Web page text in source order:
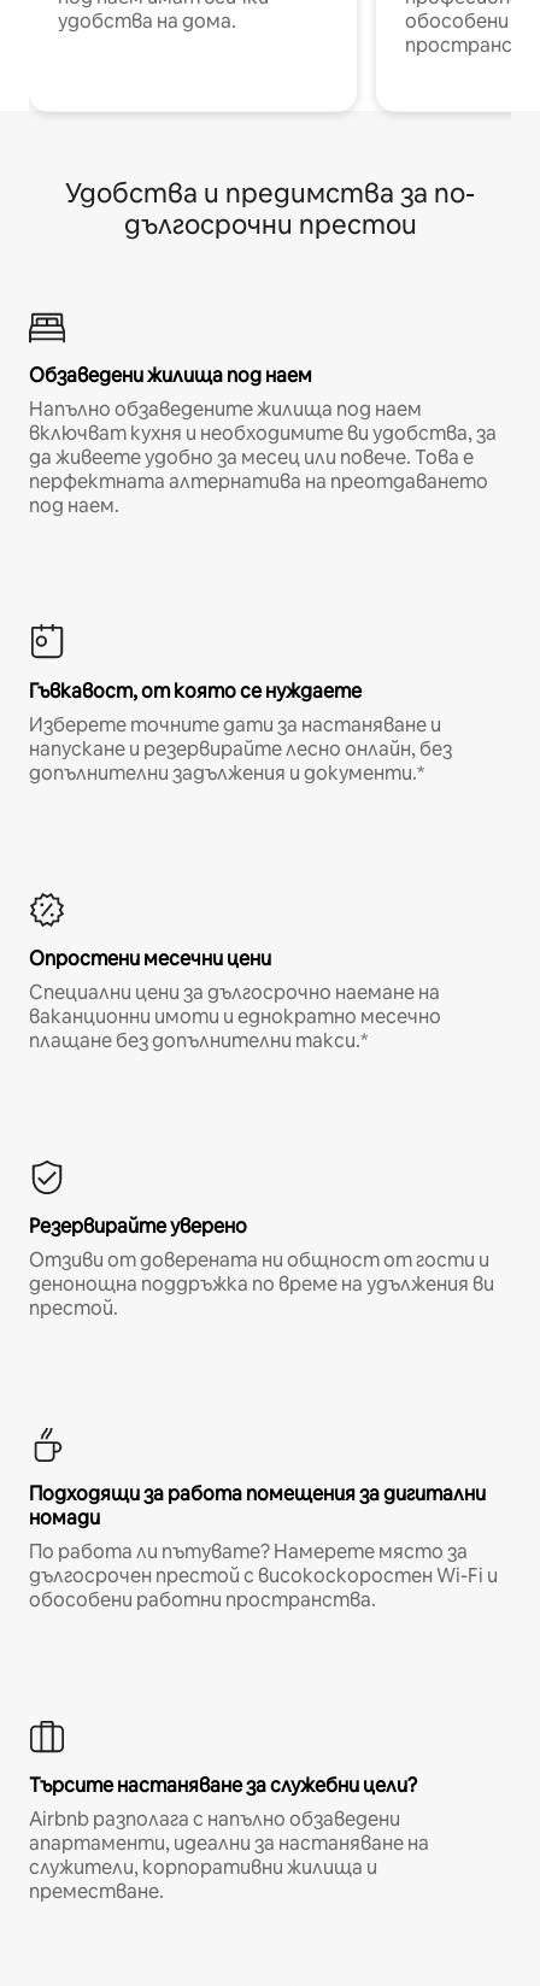
удобства на дома.
обособени
Удобства и предимства за по-
дългосрочни престои
Обзаведени жилища под наем
Напълно обзаведените жилища под наем
включват кухня и необходимите ви удобства, за
да живеете удобно за месец или повече. Това е
перфектната алтернатива на преотдаването
под наем.
Гъвкавост, от която се нуждаете
Изберете точните дати за настаняване и
напускане и резервирайте лесно онлайн, без
допълнителни задължения и документи.*
Опростени месечни цени
Специални цени за дългосрочно наемане на
ваканционни имоти и еднократно месечно
плащане без допълнителни такси.*
Резервирайте уверено
Отзиви от доверената ни общност от гости и
денонощна поддръжка по време на удължения ви
престой.
Подходящи за работа помещения за дигитални
номади
По работа ли пътувате? Намерете място за
дългосрочен престой с високоскоростен Wi-Fi и
обособени работни пространства.
Търсите настаняване за служебни цели?
Airbnb разполага с напълно обзаведени
апартаменти, идеални за настаняване на
служители, корпоративни жилища и
преместване.